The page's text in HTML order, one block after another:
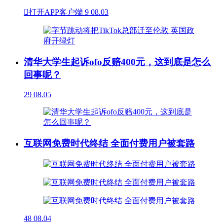
打开APP客户端 9 08.03
清华大学生起诉ofo反赔400元，这到底是怎么
回事呢？
29 08.05
互联网免费时代终结 全面付费用户被套路
48 08.04